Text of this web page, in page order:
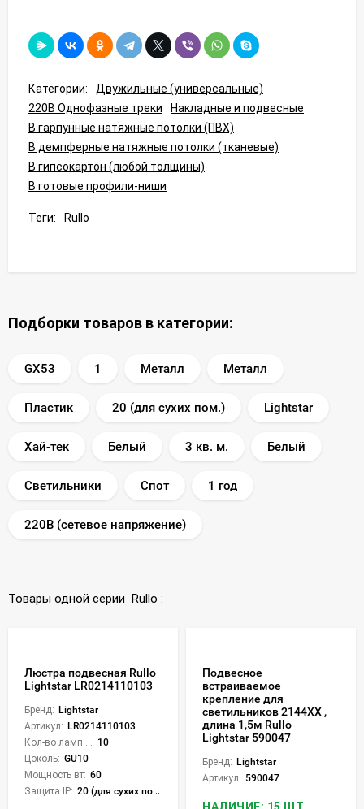
Категории:
Двужильные (универсальные)
220В Однофазные треки
Накладные и подвесные
В гарпунные натяжные потолки (ПВХ)
В демпферные натяжные потолки (тканевые)
В гипсокартон (любой толщины)
В готовые профили-ниши
Теги: Rullo
Подборки товаров в категории:
GX53 1 Металл Металл
Пластик 20 (для сухих пом.) Lightstar
Хай-тек Белый 3 кв. м. Белый
Светильники Спот 1 год
220В (сетевое напряжение)
Товары одной серии Rullo :
Люстра подвесная Rullo
Lightstar LR0214110103
Бренд: Lightstar
Артикул: LR0214110103
10
Цоколь: GU10
Мощность вт: 60
Защита IP: 20 (для сухих пом.)
Подвесное
встраиваемое
крепление для
светильников 2144XХ ,
длина 1,5м Rullo
Lightstar 590047
Бренд: Lightstar
Артикул: 590047
НАЛИЧИЕ: 15 ШТ.